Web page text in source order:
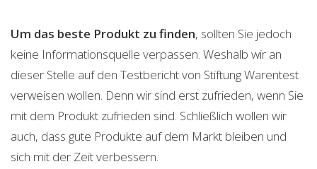
Um das beste Produkt zu finden, sollten Sie jedoch
keine Informationsquelle verpassen. Weshalb wir an
dieser Stelle auf den Testbericht von Stiftung Warentest
verweisen wollen. Denn wir sind erst zufrieden, wenn Sie
mit dem Produkt zufrieden sind. Schließlich wollen wir
auch, dass gute Produkte auf dem Markt bleiben und
sich mit der Zeit verbessern.